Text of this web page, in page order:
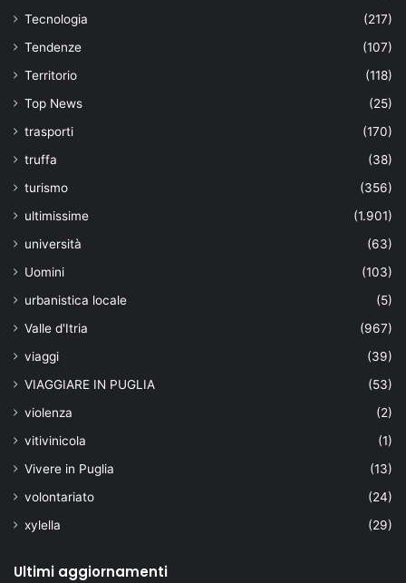
Tecnologia
(217)
Tendenze
(107)
Territorio
(118)
Top News
(25)
trasporti
(170)
truffa
(38)
turismo
(356)
ultimissime
(1.901)
università
(63)
Uomini
(103)
urbanistica locale
(5)
Valle d'Itria
(967)
viaggi
(39)
VIAGGIARE IN PUGLIA
(53)
violenza
(2)
vitivinicola
(1)
Vivere in Puglia
(13)
volontariato
(24)
xylella
(29)
Ultimi aggiornamenti